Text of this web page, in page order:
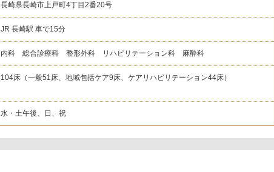
長崎県長崎市上戸町4丁目2番20号
JR 長崎駅 車で15分
内科 総合診療科 整形外科 リハビリテーション科 麻酔科
104床（一般51床、地域包括ケア9床、ケアリハビリテーション44床）
水・土午後、日、祝